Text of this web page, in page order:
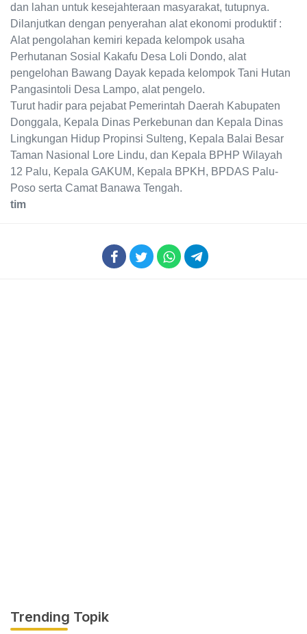
dan lahan untuk kesejahteraan masyarakat, tutupnya.
Dilanjutkan dengan penyerahan alat ekonomi produktif :
Alat pengolahan kemiri kepada kelompok usaha
Perhutanan Sosial Kakafu Desa Loli Dondo, alat
pengelohan Bawang Dayak kepada kelompok Tani Hutan
Pangasintoli Desa Lampo, alat pengelo.
Turut hadir para pejabat Pemerintah Daerah Kabupaten
Donggala, Kepala Dinas Perkebunan dan Kepala Dinas
Lingkungan Hidup Propinsi Sulteng, Kepala Balai Besar
Taman Nasional Lore Lindu, dan Kepala BPHP Wilayah
12 Palu, Kepala GAKUM, Kepala BPKH, BPDAS Palu-
Poso serta Camat Banawa Tengah.
tim
Trending Topik